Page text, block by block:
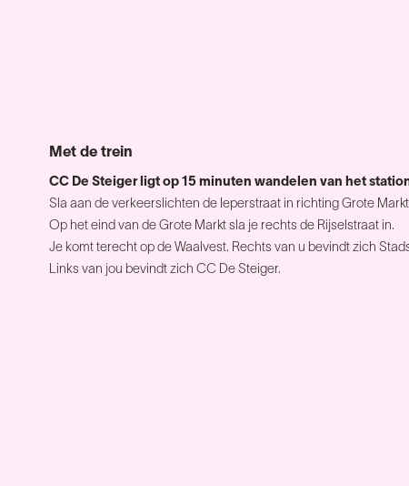
Met de trein
CC De Steiger ligt op 15 minuten wandelen van het
Sla aan de verkeerslichten de Ieperstraat in richting Grote
Op het eind van de Grote Markt sla je rechts de Rijselstraat in.
Je komt terecht op de Waalvest. Rechts van u bevindt zich
Links van jou bevindt zich CC De Steiger.